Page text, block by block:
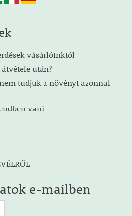
vásárlóinktól
után?
tudjuk a növényt azonnal
van?
e-mailben